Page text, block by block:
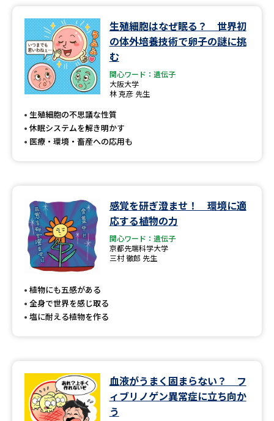
生殖細胞はなぜ眠る？ 世界初
の体外培養技術で卵子の謎に挑
む
関心ワード：遺伝子
大阪大学
林 克彦 先生
生殖細胞の不思議な性質
休眠システムを解き明かす
医療・環境・畜産への応用も
感覚を研ぎ澄ませ！ 環境に適
応する植物の力
関心ワード：遺伝子
京都先端科学大学
三村 徹郎 先生
植物にも五感がある
全身で世界を感じ取る
塩に耐える植物を作る
血液がうまく固まらない？ フ
ィブリノゲン異常症に立ち向か
う